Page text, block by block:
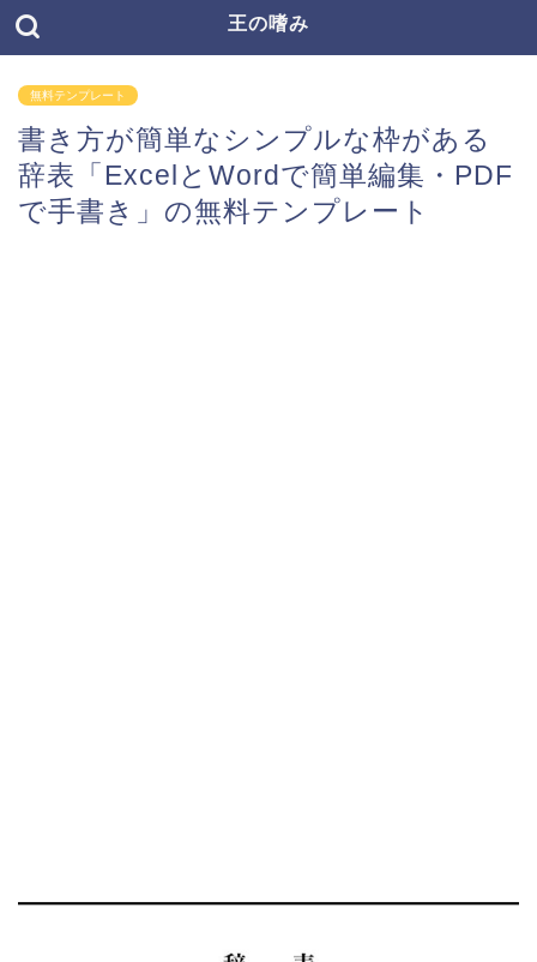
王の嗜み
無料テンプレート
書き方が簡単なシンプルな枠がある
辞表「ExcelとWordで簡単編集・PDF
で手書き」の無料テンプレート